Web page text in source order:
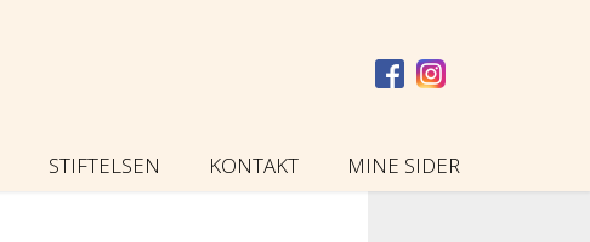
STIFTELSEN KONTAKT MINE SIDER